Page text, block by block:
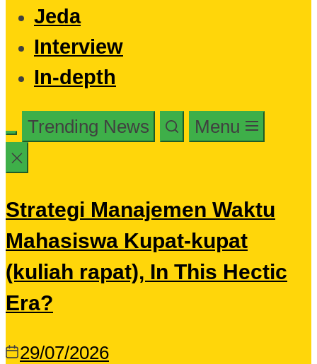
Jeda
Interview
In-depth
Trending News Menu
Strategi Manajemen Waktu
Mahasiswa Kupat-kupat
(kuliah rapat), In This Hectic
Era?
29/07/2026